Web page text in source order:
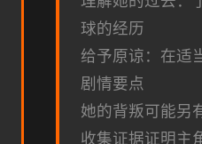
球的经历
给予原谅：在适
剧情要点
她的背叛可能另
收集证据证明主